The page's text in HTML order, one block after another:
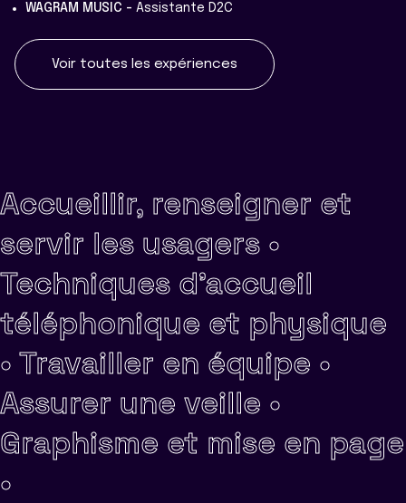
WAGRAM MUSIC - Assistante D2C
Voir toutes les expériences
Accueillir, renseigner et
servir les usagers •
Techniques d'accueil
téléphonique et physique
• Travailler en équipe •
Assurer une veille •
Graphisme et mise en page
•